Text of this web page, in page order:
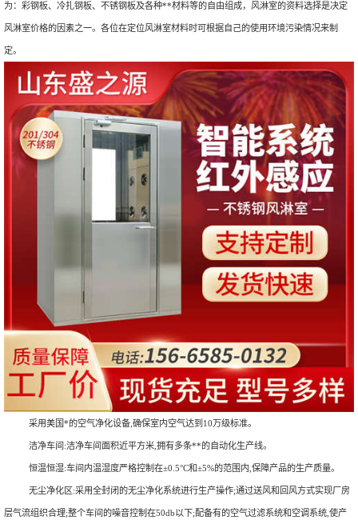
为：彩钢板、冷扎钢板、不锈钢板及各种**材料等的自由组成，风淋室的资料选择是决定
风淋室价格的因素之一。各位在定位风淋室材料时可根据自己的使用环境污染情况来制
定。
采用美国*的空气净化设备,确保室内空气达到10万级标准。
洁净车间:洁净车间面积近平方米,拥有多条**的自动化生产线。
恒温恒湿:车间内温湿度严格控制在±0.5°C和±5%的范围内,保障产品的生产质量。
无尘净化区:采用全封闭的无尘净化系统进行生产操作;通过送风和回风方式实现厂房
层气流组织合理;整个车间的噪音控制在50db以下;配备有的空气过滤系统和空调系统,使产